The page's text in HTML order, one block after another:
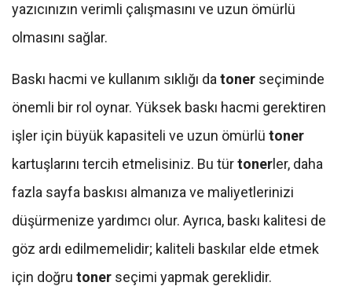
yazıcınızın verimli çalışmasını ve uzun ömürlü
olmasını sağlar.
Baskı hacmi ve kullanım sıklığı da toner seçiminde
önemli bir rol oynar. Yüksek baskı hacmi gerektiren
işler için büyük kapasiteli ve uzun ömürlü toner
kartuşlarını tercih etmelisiniz. Bu türtoner ler, daha
fazla sayfa baskısı almanıza ve maliyetlerinizi
düşürmenize yardımcı olur. Ayrıca, baskı kalitesi de
göz ardı edilmemelidir; kaliteli baskılar elde etmek
için doğru toner seçimi yapmak gereklidir.